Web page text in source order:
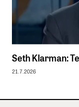
Seth Klarman:
21.7.2026